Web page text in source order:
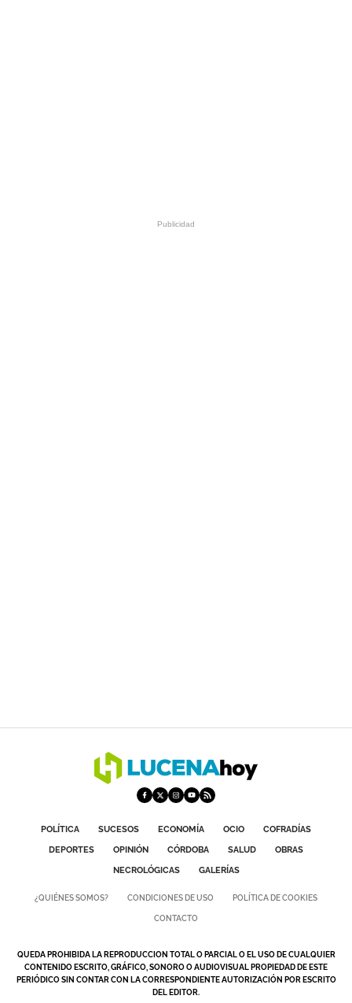
POLÍTICA SUCESOS ECONOMÍA OCIO
COFRADÍAS
DEPORTES
OPINIÓN CÓRDOBA SALUD
OBRAS
NECROLÓGICAS
GALERÍAS
¿QUIÉNES SOMOS? CONDICIONES DE USO POLÍTICA DE COOKIES
CONTACTO
QUEDA PROHIBIDA LA REPRODUCCION TOTAL O PARCIAL O EL USO DE CUALQUIER
CONTENIDO ESCRITO, GRÁFICO, SONORO O AUDIOVISUAL PROPIEDAD DE ESTE
PERIÓDICO SIN CONTAR CON LA CORRESPONDIENTE AUTORIZACIÓN POR ESCRITO
DEL EDITOR.